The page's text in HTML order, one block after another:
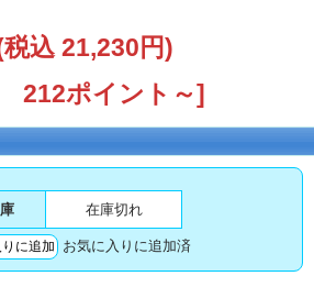
税込 21,230円)
212ポイント～]
在庫切れ
お気に入りに追加済